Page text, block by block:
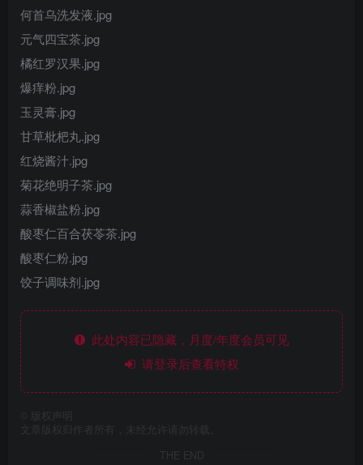
何首乌洗发液.jpg
元气四宝茶.jpg
橘红罗汉果.jpg
爆痒粉.jpg
玉灵膏.jpg
甘草枇杷丸.jpg
红烧酱汁.jpg
菊花绝明子茶.jpg
蒜香椒盐粉.jpg
酸枣仁百合茯苓茶.jpg
酸枣仁粉.jpg
饺子调味剂.jpg
此处内容已隐藏，月度/年度会员可见
请登录后查看特权
版权声明
文章版权归作者所有，未经允许请勿转载。
THE END